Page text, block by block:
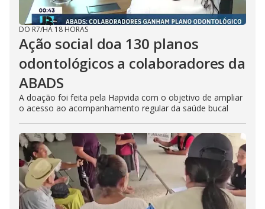
DO R7/HÁ 18 HORAS
Ação social doa 130 planos
odontológicos a colaboradores da
ABADS
A doação foi feita pela Hapvida com o objetivo de ampliar
o acesso ao acompanhamento regular da saúde bucal